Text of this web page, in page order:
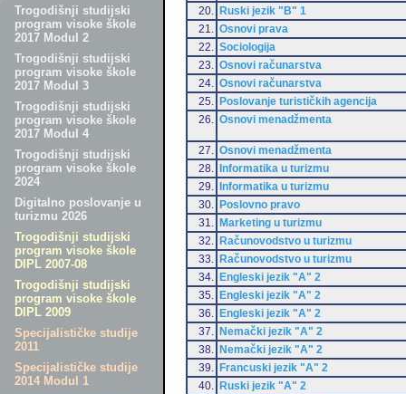
Trogodišnji studijski
program visoke škole
2017 Modul 2
Trogodišnji studijski
program visoke škole
2017 Modul 3
Trogodišnji studijski
program visoke škole
2017 Modul 4
Trogodišnji studijski
program visoke škole
2024
Digitalno poslovanje u
turizmu 2026
Trogodišnji studijski
program visoke škole
DIPL 2007-08
Trogodišnji studijski
program visoke škole
DIPL 2009
Specijalističke studije
2011
Specijalističke studije
2014 Modul 1
20.
Ruski jezik "B" 1
21.
Osnovi prava
22.
Sociologija
23.
Osnovi računarstva
24.
Osnovi računarstva
25.
Poslovanje turističkih agencija
26.
Osnovi menadžmenta
27.
Osnovi menadžmenta
28.
Informatika u turizmu
29.
Informatika u turizmu
30.
Poslovno pravo
31.
Marketing u turizmu
32.
Računovodstvo u turizmu
33.
Računovodstvo u turizmu
34.
Engleski jezik "A" 2
35.
Engleski jezik "A" 2
36.
Engleski jezik "A" 2
37.
Nemački jezik "A" 2
38.
Nemački jezik "A" 2
39.
Francuski jezik "A" 2
40.
Ruski jezik "A" 2